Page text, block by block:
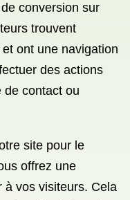
conversion sur
trouvent
ont une navigation
des actions
de contact ou
site pour le
offrez une
à vos visiteurs. Cela